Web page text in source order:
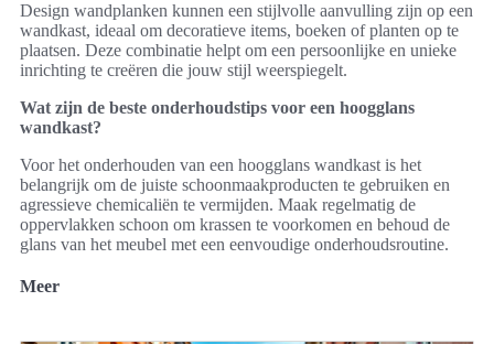
Design wandplanken kunnen een stijlvolle aanvulling zijn op een
wandkast, ideaal om decoratieve items, boeken of planten op te
plaatsen. Deze combinatie helpt om een persoonlijke en unieke
inrichting te creëren die jouw stijl weerspiegelt.
Wat zijn de beste onderhoudstips voor een hoogglans
wandkast?
Voor het onderhouden van een hoogglans wandkast is het
belangrijk om de juiste schoonmaakproducten te gebruiken en
agressieve chemicaliën te vermijden. Maak regelmatig de
oppervlakken schoon om krassen te voorkomen en behoud de
glans van het meubel met een eenvoudige onderhoudsroutine.
Meer